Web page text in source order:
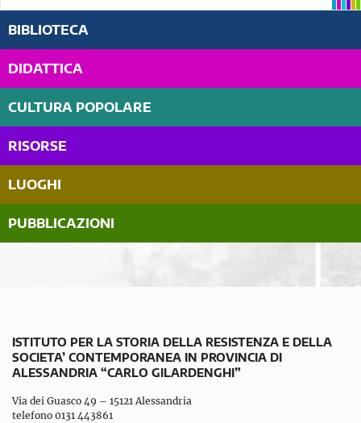
BIBLIOTECA
DIDATTICA
CULTURA POPOLARE
RISORSE
LUOGHI
PUBBLICAZIONI
ISTITUTO PER LA STORIA DELLA RESISTENZA E DELLA
SOCIETA’ CONTEMPORANEA IN PROVINCIA DI
ALESSANDRIA “CARLO GILARDENGHI”
Via dei Guasco 49 – 15121 Alessandria
telefono 0131 443861